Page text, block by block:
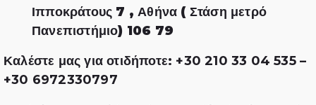
Ιπποκράτους 7 , Αθήνα ( Στάση μετρό
Πανεπιστήμιο) 106 79
Καλέστε μας για οτιδήποτε: +30 210 33 04 535 –
+30 6972330797